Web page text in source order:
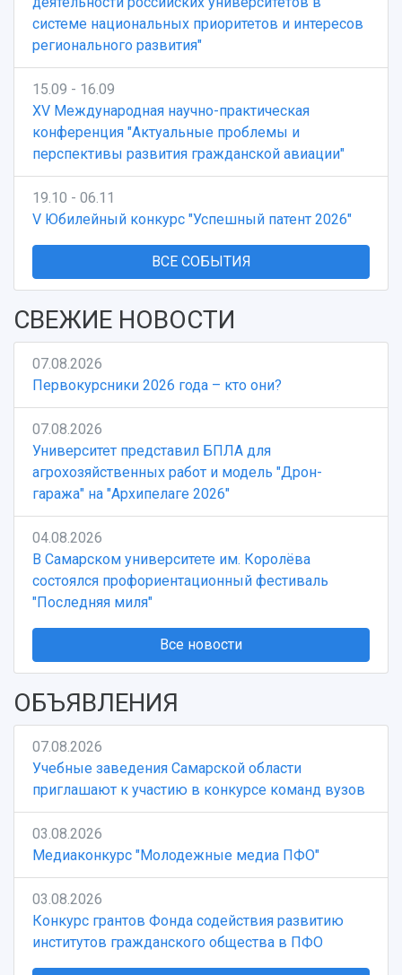
системе национальных приоритетов и интересов
регионального развития"
15.09 - 16.09
XV Международная научно-практическая
конференция "Актуальные проблемы и
перспективы развития гражданской авиации"
19.10 - 06.11
V Юбилейный конкурс "Успешный патент 2026"
ВСЕ СОБЫТИЯ
СВЕЖИЕ НОВОСТИ
07.08.2026
Первокурсники 2026 года – кто они?
07.08.2026
Университет представил БПЛА для
агрохозяйственных работ и модель "Дрон-
гаража" на "Архипелаге 2026"
04.08.2026
В Самарском университете им. Королёва
состоялся профориентационный фестиваль
"Последняя миля"
Все новости
ОБЪЯВЛЕНИЯ
07.08.2026
Учебные заведения Самарской области
приглашают к участию в конкурсе команд вузов
03.08.2026
Медиаконкурс "Молодежные медиа ПФО"
03.08.2026
Конкурс грантов Фонда содействия развитию
институтов гражданского общества в ПФО